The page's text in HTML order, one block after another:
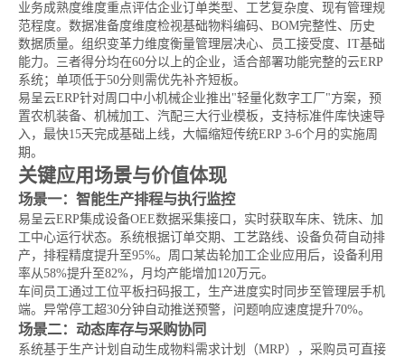
业务成熟度维度重点评估企业订单类型、工艺复杂度、现有管理规
范程度。数据准备度维度检视基础物料编码、BOM完整性、历史
数据质量。组织变革力维度衡量管理层决心、员工接受度、IT基础
能力。三者得分均在60分以上的企业，适合部署功能完整的云ERP
系统；单项低于50分则需优先补齐短板。
易呈云ERP针对周口中小机械企业推出"轻量化数字工厂"方案，预
置农机装备、机械加工、汽配三大行业模板，支持标准件库快速导
入，最快15天完成基础上线，大幅缩短传统ERP 3-6个月的实施周
期。
关键应用场景与价值体现
场景一：智能生产排程与执行监控
易呈云ERP集成设备OEE数据采集接口，实时获取车床、铣床、加
工中心运行状态。系统根据订单交期、工艺路线、设备负荷自动排
产，排程精度提升至95%。周口某齿轮加工企业应用后，设备利用
率从58%提升至82%，月均产能增加120万元。
车间员工通过工位平板扫码报工，生产进度实时同步至管理层手机
端。异常停工超30分钟自动推送预警，问题响应速度提升70%。
场景二：动态库存与采购协同
系统基于生产计划自动生成物料需求计划（MRP），采购员可直接